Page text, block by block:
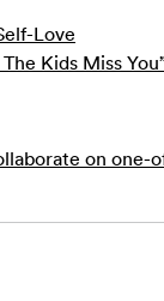
Love
Kids Miss
on one-